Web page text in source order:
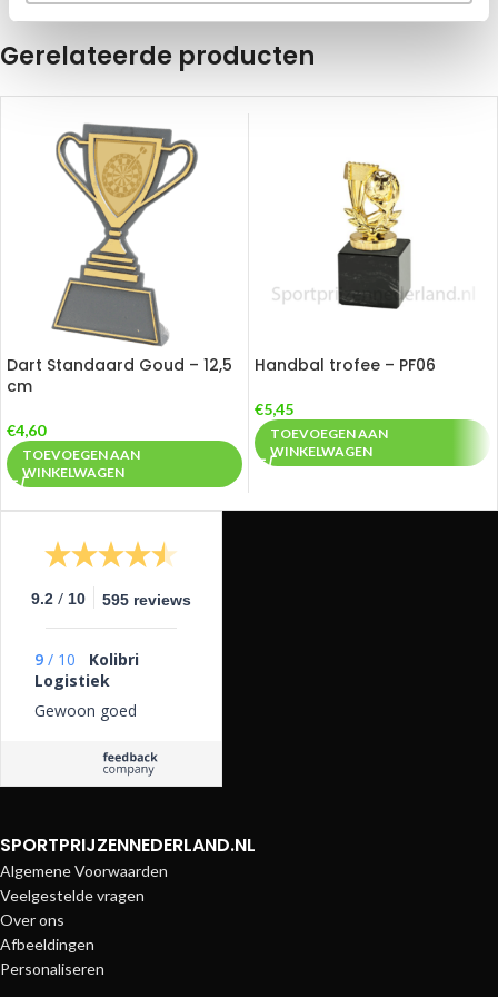
Gerelateerde producten
Dart Standaard Goud – 12,5
cm
€4,60
TOEVOEGEN AAN
WINKELWAGEN
Handbal trofee – PF06
€5,45
TOEVOEGEN AAN
WINKELWAGEN
9.2 / 10 595 reviews
9 / 10
Kolibri
Logistiek
Gewoon goed
SPORTPRIJZENNEDERLAND.NL
Algemene Voorwaarden
Veelgestelde vragen
Over ons
Afbeeldingen
Personaliseren